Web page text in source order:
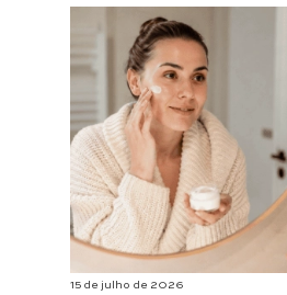
15 de julho de 2026